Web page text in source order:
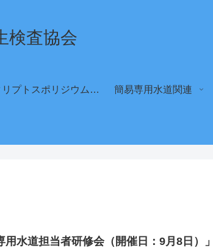
検査協会
クリプトスポリジウム セカンドオピニオン登録申請（新規・更新） 簡易専用水道関連
水道担当者研修会（開催日：9月8日）